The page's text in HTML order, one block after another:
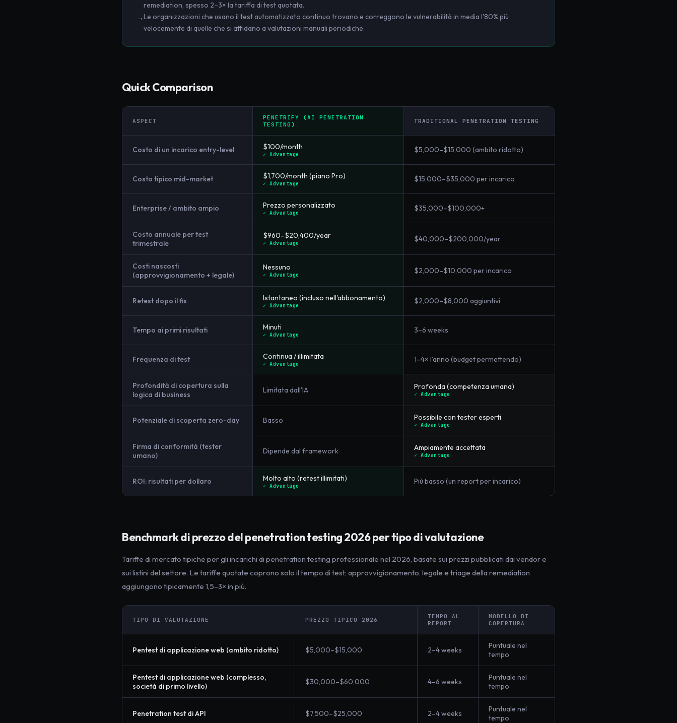
remediation, spesso 2–3× la tariffa di test quotata.
→Le organizzazioni che usano il test automatizzato continuo trovano e correggono le vulnerabilità in media l'80% più
velocemente di quelle che si affidano a valutazioni manuali periodiche.
Quick Comparison
ASPECT
PENETRIFY (AI PENETRATION
TESTING)
TRADITIONAL PENETRATION TESTING
Costo di un incarico entry-level $100/month
✓ Advantage
$5,000–$15,000 (ambito ridotto)
Costo tipico mid-market $1,700/month (piano Pro)
✓ Advantage
$15,000–$35,000 per incarico
Enterprise / ambito ampio Prezzo personalizzato
✓ Advantage
$35,000–$100,000+
Costo annuale per test
trimestrale
$960–$20,400/year
✓ Advantage $40,000–$200,000/year
Costi nascosti
(approvvigionamento + legale)
Nessuno
✓ Advantage $2,000–$10,000 per incarico
Retest dopo il fix Istantaneo (incluso nell'abbonamento)
✓ Advantage
$2,000–$8,000 aggiuntivi
Tempo ai primi risultati Minuti
✓ Advantage
3–6 weeks
Frequenza di test Continua / illimitata
✓ Advantage
1–4× l'anno (budget permettendo)
Profondità di copertura sulla
logica di business
Limitata dall'IA Profonda (competenza umana)
✓ Advantage
Potenziale di scoperta zero-day Basso Possibile con tester esperti
✓ Advantage
Firma di conformità (tester
umano)
Dipende dal framework Ampiamente accettata
✓ Advantage
ROI: risultati per dollaro Molto alto (retest illimitati)
✓ Advantage
Più basso (un report per incarico)
Benchmark di prezzo del penetration testing 2026 per tipo di valutazione
Tariffe di mercato tipiche per gli incarichi di penetration testing professionale nel 2026, basate sui prezzi pubblicati dai vendor e
sui listini del settore. Le tariffe quotate coprono solo il tempo di test; approvvigionamento, legale e triage della remediation
aggiungono tipicamente 1,5–3× in più.
TIPO DI VALUTAZIONE PREZZO TIPICO 2026
TEMPO AL
REPORT
MODELLO DI
COPERTURA
Pentest di applicazione web (ambito ridotto) $5,000–$15,000 2–4 weeks
Puntuale nel
tempo
Pentest di applicazione web (complesso,
società di primo livello)
$30,000–$60,000 4–6 weeks
Puntuale nel
tempo
Penetration test di API $7,500–$25,000 2–4 weeks
Puntuale nel
tempo